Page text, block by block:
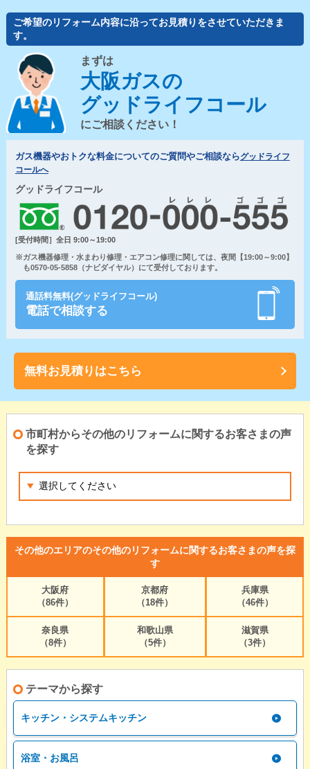
ご希望のリフォーム内容に沿ってお見積りをさせていただきま
す。
まずは
大阪ガスの
グッドライフコール
にご相談ください！
ガス機器やおトクな料金についてのご質問やご相談ならグッドライフ
コールへ
グッドライフコール
[受付時間］全日 9:00～19:00
※ガス機器修理・水まわり修理・エアコン修理に関しては、夜間【19:00～9:00】
も0570-05-5858（ナビダイヤル）にて受付しております。
通話料無料(グッドライフコール)
電話で相談する
無料お見積りはこちら
市町村からその他のリフォームに関するお客さまの声
を探す
その他のエリアのその他のリフォームに関するお客さまの声を探
す
大阪府
（86件）
京都府
（18件）
兵庫県
（46件）
奈良県
（8件）
和歌山県
（5件）
滋賀県
（3件）
テーマから探す
キッチン・システムキッチン
浴室・お風呂